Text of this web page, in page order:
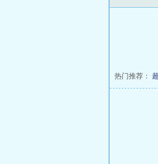
热门推荐：